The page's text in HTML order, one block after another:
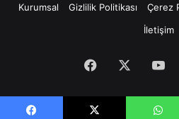
Kurumsal
Gizlilik Politikası Çerez
İletişim
Facebook